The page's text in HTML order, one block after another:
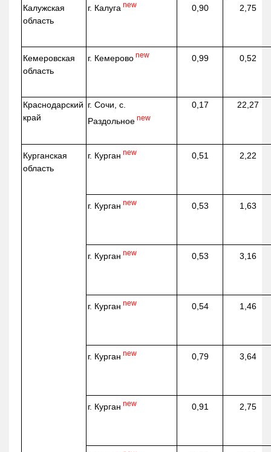
Калужская
область
г. Калуга new 0,90 2,75
Кемеровская
область
г. Кемерово new 0,99 0,52
Краснодарский
край
г. Сочи, с.
Раздольное new
0,17 22,27
Курганская
область
г. Курган new 0,51 2,22
г. Курган new 0,53 1,63
г. Курган new 0,53 3,16
г. Курган new 0,54 1,46
г. Курган new 0,79 3,64
г. Курган new 0,91 2,75